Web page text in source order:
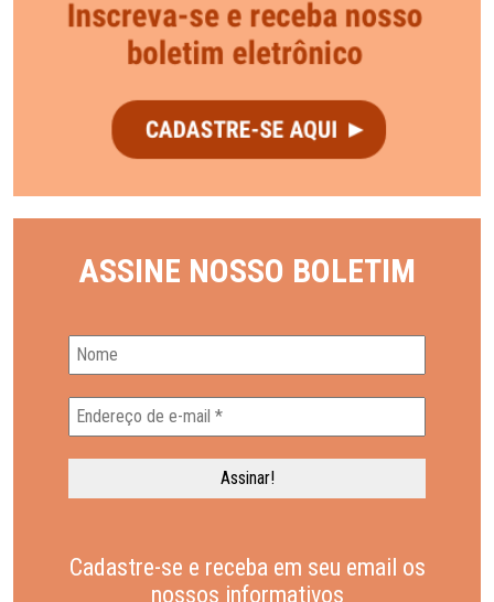
ASSINE NOSSO BOLETIM
Cadastre-se e receba em seu email os
nossos informativos